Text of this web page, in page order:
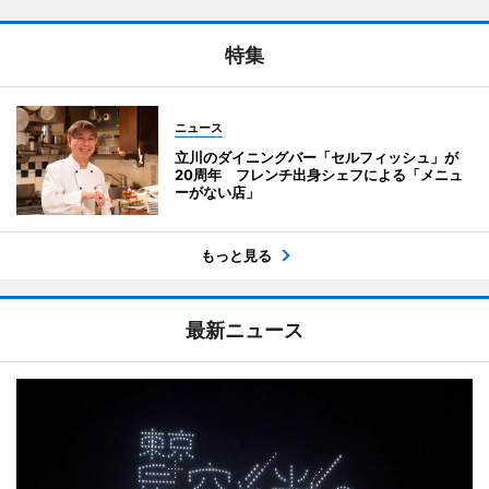
特集
ニュース
立川のダイニングバー「セルフィッシュ」が
20周年 フレンチ出身シェフによる「メニュ
ーがない店」
もっと見る
最新ニュース